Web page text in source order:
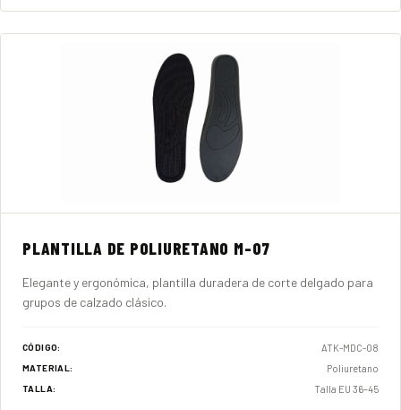
PLANTILLA DE POLIURETANO M-07
Elegante y ergonómica, plantilla duradera de corte delgado para
grupos de calzado clásico.
CÓDIGO: ATK-MDC-08
MATERIAL: Poliuretano
TALLA: Talla EU 36–45